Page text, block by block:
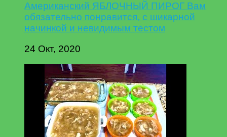
Американский ЯБЛОЧНЫЙ ПИРОГ Вам
обязательно понравится, с шикарной
начинкой и невидимым тестом
24 Окт, 2020